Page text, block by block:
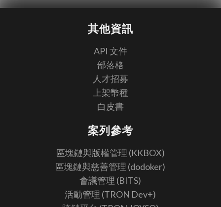
其他資訊
API 文件
部落格
人才招募
上架幣種
白皮書
案列參考
區塊鏈與版權管理 (KKBOX)
區塊鏈與慈善管理 (dodoker)
會議管理 (BITS)
活動管理 (TRON Dev+)